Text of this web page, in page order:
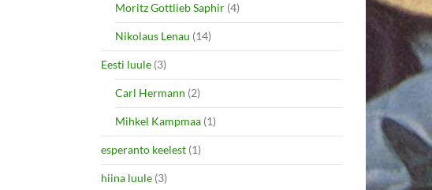
Moritz Gottlieb Saphir (4)
Nikolaus Lenau (14)
Eesti luule (3)
Carl Hermann (2)
Mihkel Kampmaa (1)
esperanto keelest (1)
hiina luule (3)